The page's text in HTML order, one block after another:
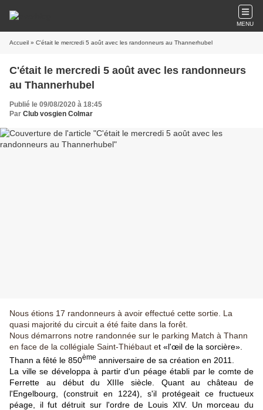
MENU
Accueil » C'était le mercredi 5 août avec les randonneurs au Thannerhubel
C'était le mercredi 5 août avec les randonneurs
au Thannerhubel
Publié le 09/08/2020 à 18:45
Par Club vosgien Colmar
Nous étions 17 randonneurs à avoir effectué cette sortie. La
quasi majorité du circuit a été faite dans la forêt.
Nous démarrons notre randonnée sur le parking Match à Thann
en face de la collégiale Saint-Thiébaut et «l'œil de la sorcière».
Thann a fêté le 850ème anniversaire de sa création en 2011.
La ville se développa à partir d'un péage établi par le comte de
Ferrette au début du XIIIe siècle. Quant au château de
l'Engelbourg, (construit en 1224), s'il protégeait ce fructueux
péage, il fut détruit sur l'ordre de Louis XIV. Un morceau du